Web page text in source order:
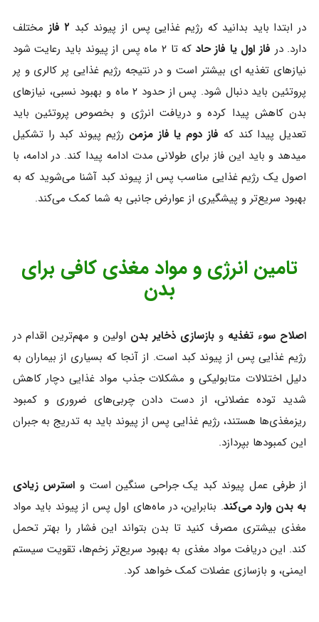
در ابتدا باید بدانید که رژیم غذایی پس از پیوند کبد ۲ فاز
مختلف
دارد. در فاز اول یا فاز حاد
که تا ۲ ماه پس از پیوند باید رعایت شود
نیازهای تغذیه ای بیشتر است و در نتیجه رژیم غذایی پر کالری و پر
پروتئین باید دنبال شود. پس از حدود ۲ ماه و بهبود نسبی، نیازهای
بدن کاهش پیدا کرده و دریافت انرژی و بخصوص پروتئین باید
تعدیل پیدا کند که فاز دوم یا فاز مزمن رژیم پیوند کبد را تشکیل
میدهد و باید این فاز برای طولانی مدت ادامه پیدا کند. در ادامه، با
اصول یک رژیم غذایی مناسب پس از پیوند کبد آشنا می‌شوید که به
بهبود سریع‌تر و پیشگیری از عوارض جانبی به شما کمک می‌کند.
تامین انرژی و مواد مغذی کافی برای
بدن
اصلاح سوء تغذیه و بازسازی ذخایر بدن اولین و مهم‌ترین اقدام در
رژیم غذایی پس از پیوند کبد است. از آنجا که بسیاری از بیماران به
دلیل اختلالات متابولیکی و مشکلات جذب مواد غذایی دچار کاهش
شدید توده عضلانی، از دست دادن چربی‌های ضروری و کمبود
ریزمغذی‌ها هستند، رژیم غذایی پس از پیوند باید به تدریج به جبران
این کمبودها بپردازد.
از طرفی عمل پیوند کبد یک جراحی سنگین است و استرس زیادی
به بدن وارد می‌کند. بنابراین، در ماه‌های اول پس از پیوند باید مواد
مغذی بیشتری مصرف کنید تا بدن بتواند این فشار را بهتر تحمل
کند. این دریافت مواد مغذی به بهبود سریع‌تر زخم‌ها، تقویت سیستم
ایمنی، و بازسازی عضلات کمک خواهد کرد.